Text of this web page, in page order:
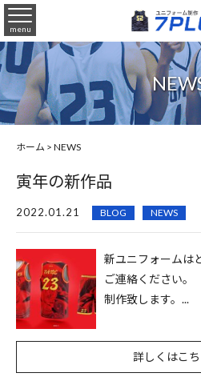
menu
ホーム > NEWS
寅年の新作品
2022.01.21 BLOG NEWS
新ユニフォームは
ご連絡ください
制作致します。...
詳しくはこ